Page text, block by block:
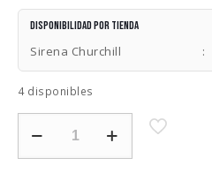
Disponibilidad por tienda
Sirena Churchill :
4 disponibles
PLEX